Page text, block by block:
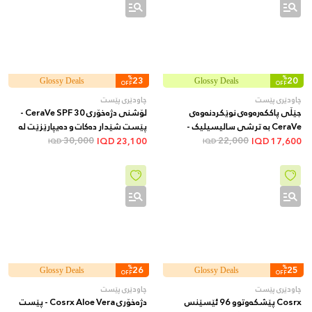
20
%
OFF
Glossy Deals
چاودێری پێست
جێڵی پاککەرەوەی نوێکردنەوەی
CeraVe بە ترشی سالیسیلیک -
پاککردنەوە و قڵیشاندنی پێست بۆ
پێست، 237 مل
17,600
22,000
IQD
23
%
OFF
Glossy Deals
چاودێری پێست
لۆشنی دژەخۆری CeraVe SPF 30 -
پێست شێدار دەکات و دەیپارێزێت لە
تیشکی خۆر، 52 مل
23,100
30,000
IQD
25
%
OFF
Glossy Deals
چاودێری پێست
Cosrx پێشکەوتوو 96 ئێسێنس
26
%
OFF
Glossy Deals
چاودێری پێست
دژەخۆری Cosrx Aloe Vera - پێست